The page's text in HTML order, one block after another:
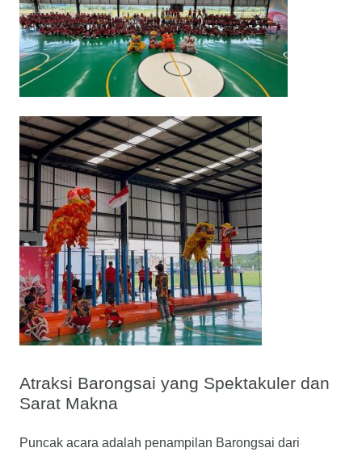
Atraksi Barongsai yang Spektakuler dan
Sarat Makna
Puncak acara adalah penampilan Barongsai dari